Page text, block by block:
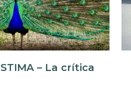
– La crítica